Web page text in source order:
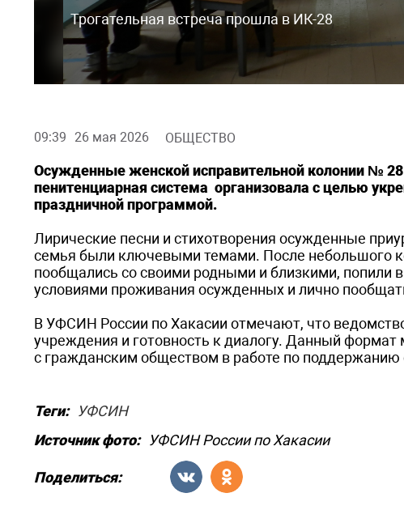
Трогательная встреча прошла в ИК-28
09:39 26 мая 2026 ОБЩЕСТВО
Осужденные женской исправительной колонии №
пенитенциарная система организовала с целью
праздничной программой.
Лирические песни и стихотворения осужденные
семья были ключевыми темами. После небольшого
пообщались со своими родными и близкими, попили
условиями проживания осужденных и лично
В УФСИН России по Хакасии отмечают, что
учреждения и готовность к диалогу. Данный формат
с гражданским обществом в работе по
Теги:
УФСИН
Источник фото:
УФСИН России по Хакасии
Поделиться: